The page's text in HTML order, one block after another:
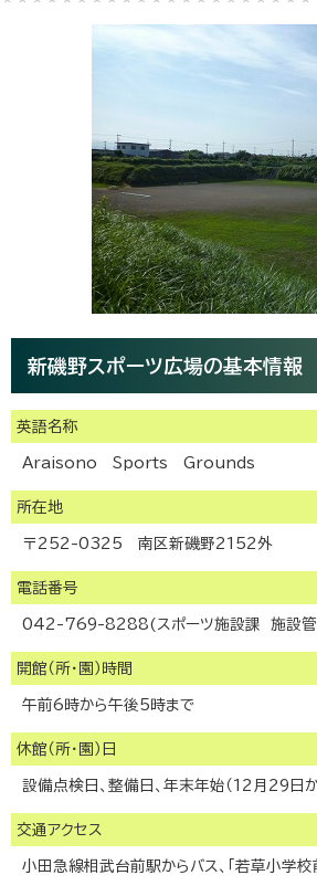
新磯野スポーツ広場の基本情報
英語名称
Araisono Sports Grounds
所在地
〒252-0325 南区新磯野2152外
電話番号
042-769-8288(スポーツ施設課 施設管
開館（所・園）時間
午前6時から午後5時まで
休館（所・園）日
設備点検日、整備日、年末年始（12月29日
交通アクセス
小田急線相武台前駅からバス、「若草小学